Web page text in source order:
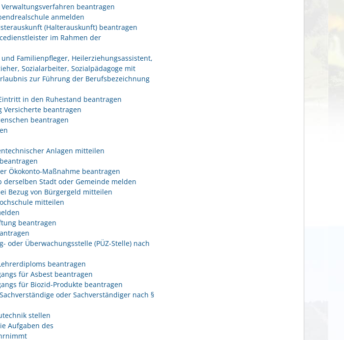
beantragen
anmelden
(Halterauskunft) beantragen
im Rahmen der
Familienpfleger, Heilerziehungsassistent,
Sozialarbeiter, Sozialpädagoge mit
zur Führung der Berufsbezeichnung
in den Ruhestand beantragen
beantragen
beantragen
Anlagen mitteilen
Ökokonto-Maßnahme beantragen
Stadt oder Gemeinde melden
Bezug von Bürgergeld mitteilen
mitteilen
beantragen
oder Überwachungsstelle (PÜZ-Stelle) nach
beantragen
für Asbest beantragen
für Biozid-Produkte beantragen
oder Sachverständiger nach §
stellen
Aufgaben des